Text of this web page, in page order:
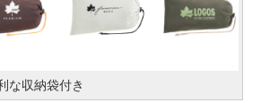
な収納袋付き